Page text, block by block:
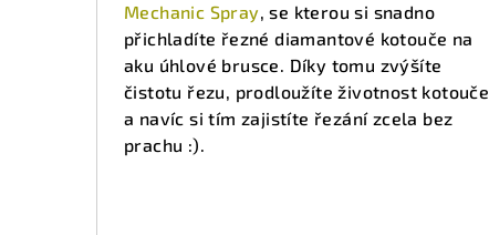
Mechanic Spray, se kterou si snadno
přichladíte řezné diamantové kotouče na
aku úhlové brusce. Díky tomu zvýšíte
čistotu řezu, prodloužíte životnost kotouče
a navíc si tím zajistíte řezání zcela bez
prachu :).